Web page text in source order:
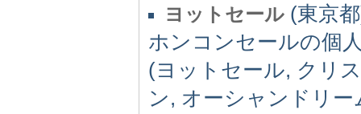
ヨットセール (東京
ホンコンセールの個
(ヨットセール, クリ
ン, オーシャンドリー